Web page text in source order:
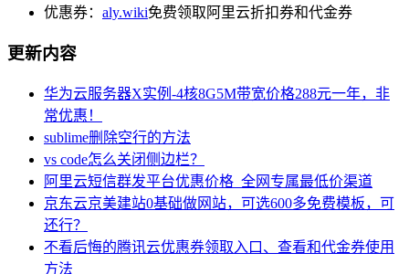
优惠券： aly.wiki免费领取阿里云折扣券和代金券
更新内容
华为云服务器X实例-4核8G5M带宽价格288元一年，非
常优惠！
sublime删除空行的方法
vs code怎么关闭侧边栏？
阿里云短信群发平台优惠价格_全网专属最低价渠道
京东云京美建站0基础做网站，可选600多免费模板，可
还行？
不看后悔的腾讯云优惠券领取入口、查看和代金券使用
方法